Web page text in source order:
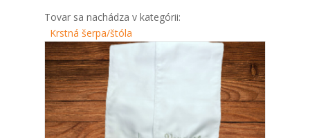
Tovar sa nachádza v kategórii:
Krstná šerpa/štóla